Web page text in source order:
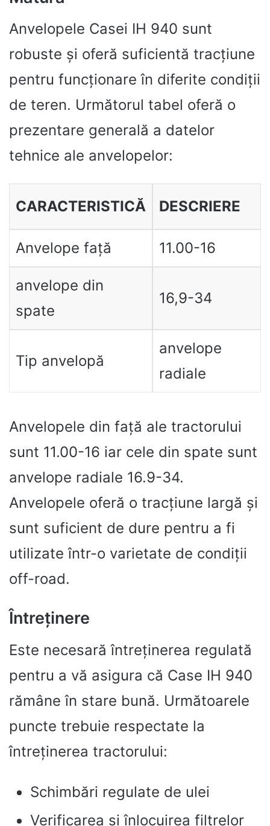
Anvelopele Casei IH 940 sunt
robuste și oferă suficientă tracțiune
pentru funcționare în diferite condiții
de teren. Următorul tabel oferă o
prezentare generală a datelor
tehnice ale anvelopelor:
CARACTERISTICĂ DESCRIERE
Anvelope față 11.00-16
anvelope din
spate
16,9-34
Tip anvelopă
anvelope
radiale
Anvelopele din față ale tractorului
sunt 11.00-16 iar cele din spate sunt
anvelope radiale 16.9-34.
Anvelopele oferă o tracțiune largă și
sunt suficient de dure pentru a fi
utilizate într-o varietate de condiții
off-road.
Întreținere
Este necesară întreținerea regulată
pentru a vă asigura că Case IH 940
rămâne în stare bună. Următoarele
puncte trebuie respectate la
întreținerea tractorului:
Schimbări regulate de ulei
Verificarea și înlocuirea filtrelor